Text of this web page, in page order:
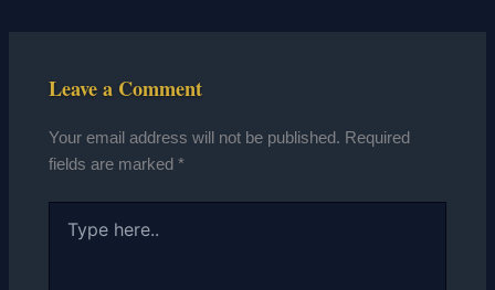
Leave a Comment
Your email address will not be published. Required
fields are marked*
here..